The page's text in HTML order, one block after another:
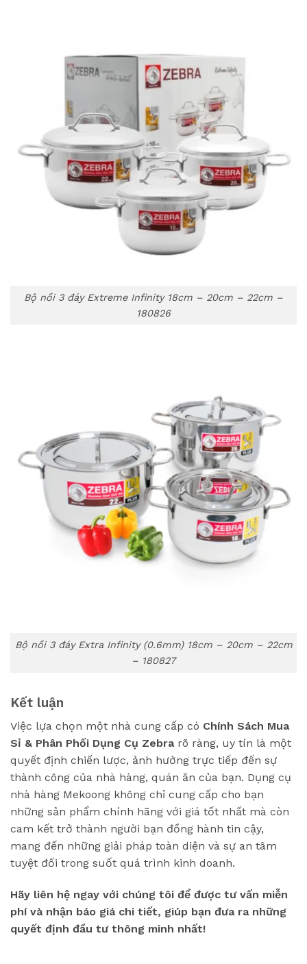
Bộ nồi 3 đáy Extreme Infinity 18cm – 20cm – 22cm –
180826
Bộ nồi 3 đáy Extra Infinity (0.6mm) 18cm – 20cm – 22cm
– 180827
Kết luận
Việc lựa chọn một nhà cung cấp có Chính Sách Mua
Sỉ & Phân Phối Dụng Cụ Zebrarõ ràng, uy tín là một
quyết định chiến lược, ảnh hưởng trực tiếp đến sự
thành công của nhà hàng, quán ăn của bạn. Dụng cụ
nhà hàng Mekoong không chỉ cung cấp cho bạn
những sản phẩm chính hãng với giá tốt nhất mà còn
cam kết trở thành người bạn đồng hành tin cậy,
mang đến những giải pháp toàn diện và sự an tâm
tuyệt đối trong suốt quá trình kinh doanh.
Hãy liên hệ ngay với chúng tôi để được tư vấn miễn
phí và nhận báo giá chi tiết, giúp bạn đưa ra những
quyết định đầu tư thông minh nhất!